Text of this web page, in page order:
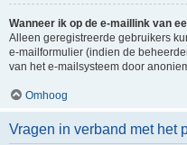
Wanneer ik op de e-maillink van
Alleen geregistreerde gebruikers
e-mailformulier (indien de
van het e-mailsysteem door
Omhoog
Vragen in verband met het